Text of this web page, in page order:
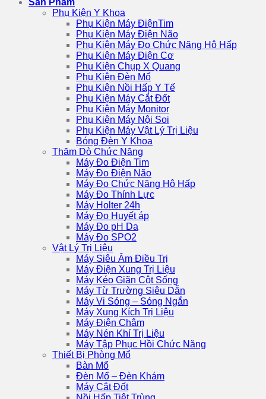
Phụ Kiện Y Khoa
Phụ Kiện Máy ĐiệnTim
Phụ Kiện Máy Điện Não
Phụ Kiện Máy Đo Chức Năng Hô Hấp
Phụ Kiện Máy Điện Cơ
Phụ Kiện Chụp X Quang
Phụ Kiện Đèn Mổ
Phụ Kiện Nồi Hấp Y Tế
Phụ Kiện Máy Cắt Đốt
Phụ Kiện Máy Monitor
Phụ Kiện Máy Nội Soi
Phụ Kiện Máy Vật Lý Trị Liệu
Bóng Đèn Y Khoa
Thăm Dò Chức Năng
Máy Đo Điện Tim
Máy Đo Điện Não
Máy Đo Chức Năng Hô Hấp
Máy Đo Thính Lực
Máy Holter 24h
Máy Đo Huyết áp
Máy Đo pH Da
Máy Đo SPO2
Vật Lý Trị Liệu
Máy Siêu Âm Điều Trị
Máy Điện Xung Trị Liệu
Máy Kéo Giãn Cột Sống
Máy Từ Trường Siêu Dẫn
Máy Vi Sóng – Sóng Ngắn
Máy Xung Kích Trị Liệu
Máy Điện Châm
Máy Nén Khí Trị Liệu
Máy Tập Phục Hồi Chức Năng
Thiết Bị Phòng Mổ
Bàn Mổ
Đèn Mổ – Đèn Khám
Máy Cắt Đốt